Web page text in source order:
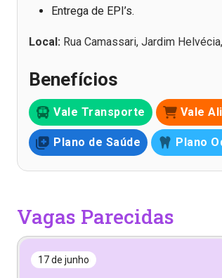
Entrega de EPI’s.
Local: Rua Camassari, Jardim
Benefícios
Vale Transporte Vale
Plano de Saúde Plano
Vagas Parecidas
17 de junho